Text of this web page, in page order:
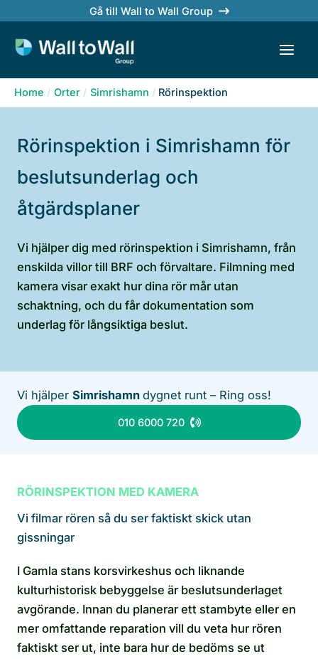
content
Gå till Wall to Wall Group
Home Orter Simrishamn Rörinspektion
Rörinspektion i Simrishamn för
beslutsunderlag och
åtgärdsplaner
Vi hjälper dig med rörinspektion i Simrishamn, från
enskilda villor till BRF och förvaltare. Filmning med
kamera visar exakt hur dina rör mår utan
schaktning, och du får dokumentation som
underlag för långsiktiga beslut.
Vi hjälper Simrishamn dygnet runt – Ring oss!
010 6000 720
RÖRINSPEKTION MED KAMERA
Vi filmar rören så du ser faktiskt skick utan
gissningar
I Gamla stans korsvirkeshus och liknande
kulturhistorisk bebyggelse är beslutsunderlaget
avgörande. Innan du planerar ett stambyte eller en
mer omfattande reparation vill du veta hur rören
faktiskt ser ut, inte bara hur de bedöms se ut